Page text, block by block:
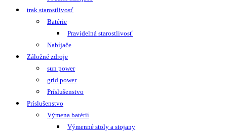
trak starostlivosť
Batérie
Pravidelná starostlivosť
Nabíjače
Záložné zdroje
sun power
grid power
Príslušenstvo
Príslušenstvo
Výmena batérií
Výmenné stoly a stojany